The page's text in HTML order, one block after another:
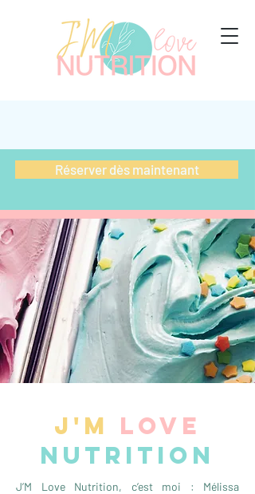
Réserver dès maintenant
J'M LOVE
NUTRITION
J’M Love Nutrition, c’est moi : Mélissa